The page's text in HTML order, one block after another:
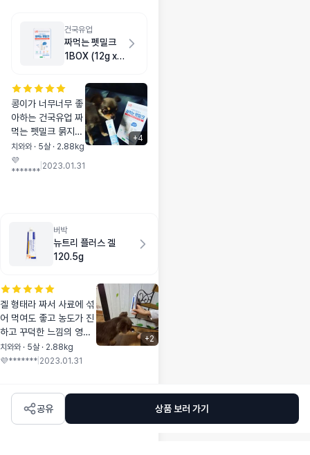
데 품절이여서 이거
두개샀는데....지금
보니 다시 나왔네
~~☺️☺️ 암튼 잘쓰
건국유업
짜먹는 펫밀크
1BOX (12g x
콩이가 너무너무 좋
아하는 건국유업 짜
먹는 펫밀크 묽지않
고 빡빡꾸덕한 농도
의 펫밀크는 콩이사
료에도 섞어먹고 외
서 넘 편하더라구요
콩이도 저두 펫밀크
에 반해버렸떠요 펫
치와와 · 5살 · 2.88kg
💜
*******
2023.01.31
+4
버박
뉴트리 플러스 겔
120.5g
겔 형태라 짜서 사료에 섞
어 먹여도 좋고 농도가 진
하고 꾸덕한 느낌의 영양
제라 콩이에게 구입후 매
일 급여하고 있습니다 처
어요 치약도 버박 사용하
고 있어서 믿고 급여하고
치와와 · 5살 · 2.88kg
💜******* 2023.01.31
+2
공유 상품 보러 가기